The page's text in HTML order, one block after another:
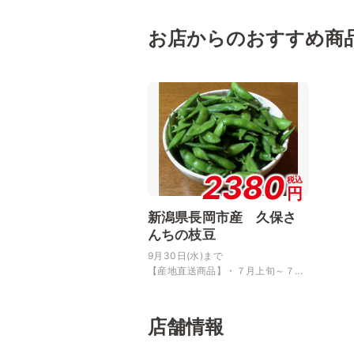
お店からのおすすめ商
2380税込
円
新潟県長岡市産 久保さ
んちの枝豆
9月30日(水)まで
【産地直送商品】・７月上旬～７...
店舗情報